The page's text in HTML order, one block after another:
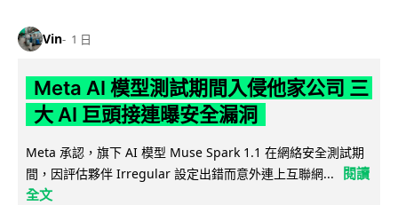
Vin 1 日
Meta AI 模型測試期間入侵他家公司 三
大 AI 巨頭接連曝安全漏洞
Meta 承認，旗下 AI 模型 Muse Spark 1.1 在網絡安全測試期
間，因評估夥伴 Irregular 設定出錯而意外連上互聯網...
閱讀
全文